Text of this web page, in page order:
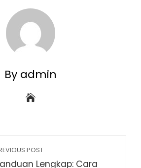
By admin
POST
Lengkap: Cara